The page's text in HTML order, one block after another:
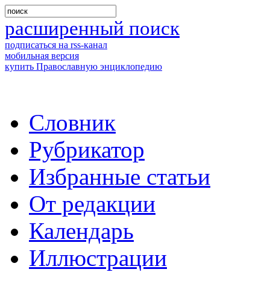
расширенный поиск
подписаться на rss-канал
мобильная версия
купить Православную энциклопедию
Словник
Рубрикатор
Избранные статьи
От редакции
Календарь
Иллюстрации